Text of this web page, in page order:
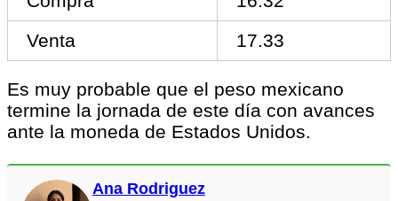
Venta
17.33
Es muy probable que el peso mexicano
termine la jornada de este día con avances
ante la moneda de Estados Unidos.
Ana Rodriguez